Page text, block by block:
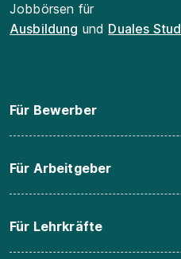
Jobbörsen für
Ausbildung und Duales
Für Bewerber
Für Arbeitgeber
Für Lehrkräfte